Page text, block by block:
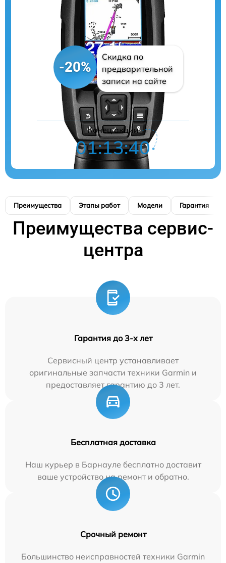
-20%
Скидка по
предварительной
записи на сайте
Конец акции
01:13:39
Преимущества Этапы работ Модели Гарантия
Преимущества сервис-
центра
Гарантия до 3-х лет
Сервисный центр устанавливает
оригинальные запчасти техники Garmin и
предоставляет гарантию до 3 лет.
Бесплатная доставка
Наш курьер в Барнауле бесплатно доставит
ваше устройство на ремонт и обратно.
Срочный ремонт
Большинство неисправностей техники Garmin